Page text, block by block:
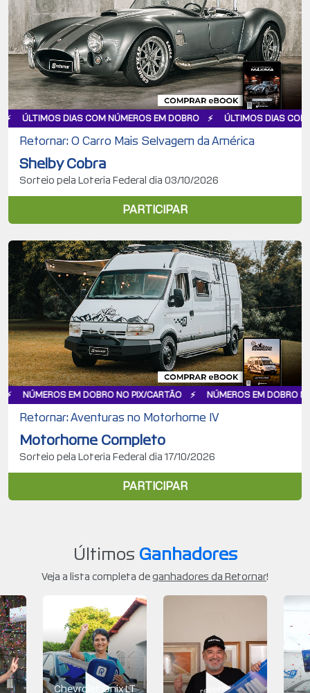
DIAS COM NÚMEROS EM DOBRO ÚLTIMOS DIAS COM NÚMEROS
Retornar: O Carro Mais Selvagem da América
Shelby Cobra
Sorteio pela Loteria Federal dia 03/10/2026
PARTICIPAR
EM DOBRO NO PIX/CARTÃO NÚMEROS EM DOBRO NO PIX/
Retornar: Aventuras no Motorhome IV
Motorhome Completo
Sorteio pela Loteria Federal dia 17/10/2026
PARTICIPAR
Últimos Ganhadores
Veja a lista completa deganhadores da Retornar!
Chevrolet Onix LT